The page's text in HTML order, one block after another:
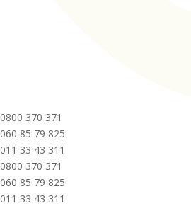
0800 370 371
060 85 79 825
011 33 43 311
0800 370 371
060 85 79 825
011 33 43 311